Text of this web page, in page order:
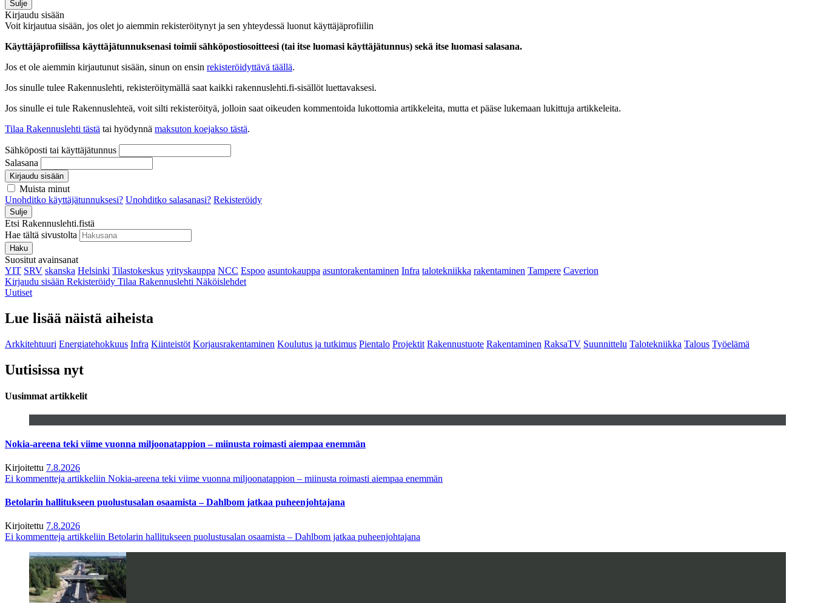
Sulje
Kirjaudu sisään
Voit kirjautua sisään, jos olet jo aiemmin rekisteröitynyt ja sen yhteydessä luonut käyttäjäprofiilin
Käyttäjäprofiilissa käyttäjätunnuksenasi toimii sähköpostiosoitteesi (tai itse luomasi käyttäjätunnus) sekä itse luomasi salasana.
Jos et ole aiemmin kirjautunut sisään, sinun on ensin rekisteröidyttävä täällä.
Jos sinulle tulee Rakennuslehti, rekisteröitymällä saat kaikki rakennuslehti.fi-sisällöt luettavaksesi.
Jos sinulle ei tule Rakennuslehteä, voit silti rekisteröityä, jolloin saat oikeuden kommentoida lukottomia artikkeleita, mutta et pääse lukemaan lukittuja artikkeleita.
Tilaa Rakennuslehti tästä tai hyödynnä maksuton koejakso tästä.
Sähköposti tai käyttäjätunnus
Salasana
Kirjaudu sisään
Muista minut
Unohditko käyttäjätunnuksesi? Unohditko salasanasi? Rekisteröidy
Sulje
Etsi Rakennuslehti.fistä
Hae tältä sivustolta
Haku
Suositut avainsanat
YIT SRV skanska Helsinki Tilastokeskus yrityskauppa NCC Espoo asuntokauppa asuntorakentaminen Infra talotekniikka rakentaminen Tampere Caverion
Kirjaudu sisään Rekisteröidy Tilaa Rakennuslehti Näköislehdet
Uutiset
Lue lisää näistä aiheista
Arkkitehtuuri Energiatehokkuus Infra Kiinteistöt Korjausrakentaminen Koulutus ja tutkimus Pientalo Projektit Rakennustuote Rakentaminen RaksaTV Suunnittelu Talotekniikka Talous Työelämä
Uutisissa nyt
Uusimmat artikkelit
Nokia-areena teki viime vuonna miljoonatappion – miinusta roimasti aiempaa enemmän
Kirjoitettu 7.8.2026
Ei kommentteja artikkeliin Nokia-areena teki viime vuonna miljoonatappion – miinusta roimasti aiempaa enemmän
Betolarin hallitukseen puolustusalan osaamista – Dahlbom jatkaa puheenjohtajana
Kirjoitettu 7.8.2026
Ei kommentteja artikkeliin Betolarin hallitukseen puolustusalan osaamista – Dahlbom jatkaa puheenjohtajana